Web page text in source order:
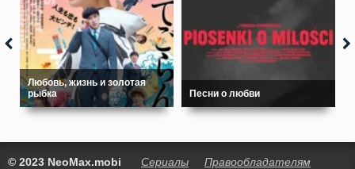
Любовь, жизнь и золотая
рыбка
Песни о любви
© 2023 NeoMax.mobi Сериалы Правообладателям